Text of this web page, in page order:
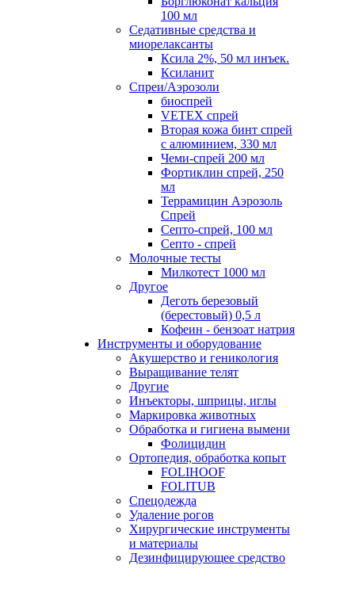
100 мл
Седативные средства и
миорелаксанты
Ксила 2%, 50 мл инъек.
Ксиланит
Спреи/Аэрозоли
биоспрей
VETEX спрей
Вторая кожа бинт спрей
с алюминием, 330 мл
Чеми-спрей 200 мл
Фортиклин спрей, 250
мл
Террамицин Аэрозоль
Спрей
Септо-спрей, 100 мл
Септо - спрей
Молочные тесты
Милкотест 1000 мл
Другое
Деготь березовый
(берестовый) 0,5 л
Кофеин - бензоат натрия
Инструменты и оборудование
Акушерство и геникология
Выращивание телят
Другие
Инъекторы, шприцы, иглы
Маркировка животных
Обработка и гигиена вымени
Фолицидин
Ортопедия, обработка копыт
FOLIHOOF
FOLITUB
Спецодежда
Удаление рогов
Хирургические инструменты
и материалы
Дезинфицирующее средство